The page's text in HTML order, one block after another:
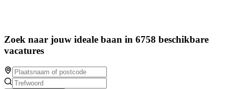
Zoek naar jouw ideale baan in 6758 beschikbare
vacatures